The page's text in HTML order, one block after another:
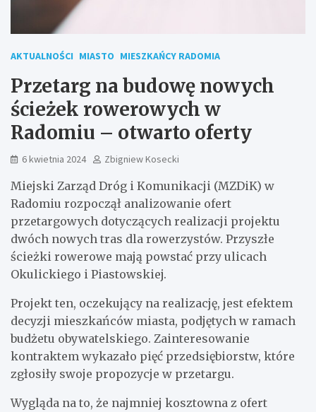
AKTUALNOŚCI MIASTO MIESZKAŃCY RADOMIA
Przetarg na budowę nowych
ścieżek rowerowych w
Radomiu – otwarto oferty
6 kwietnia 2024 Zbigniew Kosecki
Miejski Zarząd Dróg i Komunikacji (MZDiK) w
Radomiu rozpoczął analizowanie ofert
przetargowych dotyczących realizacji projektu
dwóch nowych tras dla rowerzystów. Przyszłe
ścieżki rowerowe mają powstać przy ulicach
Okulickiego i Piastowskiej.
Projekt ten, oczekujący na realizację, jest efektem
decyzji mieszkańców miasta, podjętych w ramach
budżetu obywatelskiego. Zainteresowanie
kontraktem wykazało pięć przedsiębiorstw, które
zgłosiły swoje propozycje w przetargu.
Wygląda na to, że najmniej kosztowna z ofert